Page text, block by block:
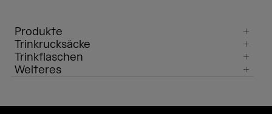
Produkte
Trinkrucksäcke
Trinkflaschen
Weiteres